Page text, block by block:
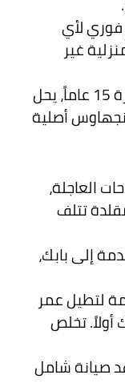
6 أشهر، إصلاح فوري لأي
غير
كما ان فريقنا مكون من 35 فني وستنجهاوس، مدعوم بخبرة 15 عاماً، يحل
أصلية
الإصلاحات العاجلة،
تتلف
إلى بابك،
لتطيل عمر
أولاً. تخلص
صيانة شامل